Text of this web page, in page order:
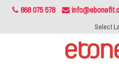
868 075 578
Select